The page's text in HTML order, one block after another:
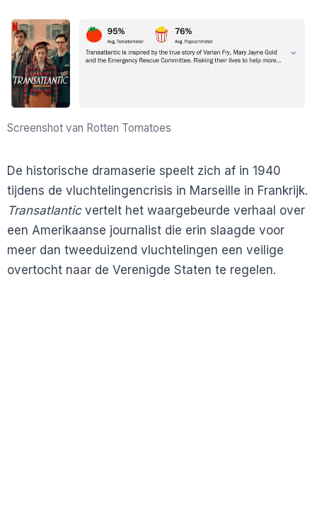
Screenshot van Rotten Tomatoes
De historische dramaserie speelt zich af in 1940
tijdens de vluchtelingencrisis in Marseille in Frankrijk.
Transatlanticvertelt het waargebeurde verhaal over
een Amerikaanse journalist die erin slaagde voor
meer dan tweeduizend vluchtelingen een veilige
overtocht naar de Verenigde Staten te regelen.